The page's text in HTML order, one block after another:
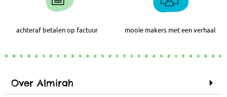
achteraf betalen op factuur mooie makers met een verhaal
Over Almirah